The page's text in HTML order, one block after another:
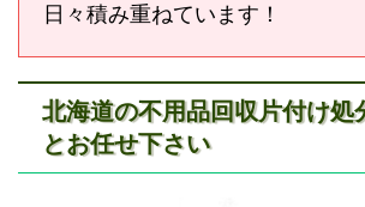
日々積み重ねています！
北海道の不用品回収片付け処
とお任せ下さい